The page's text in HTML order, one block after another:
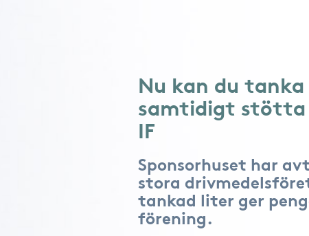
Nu kan du
samtidigt stötta
IF
Sponsorhuset har
stora
tankad liter ger
förening.